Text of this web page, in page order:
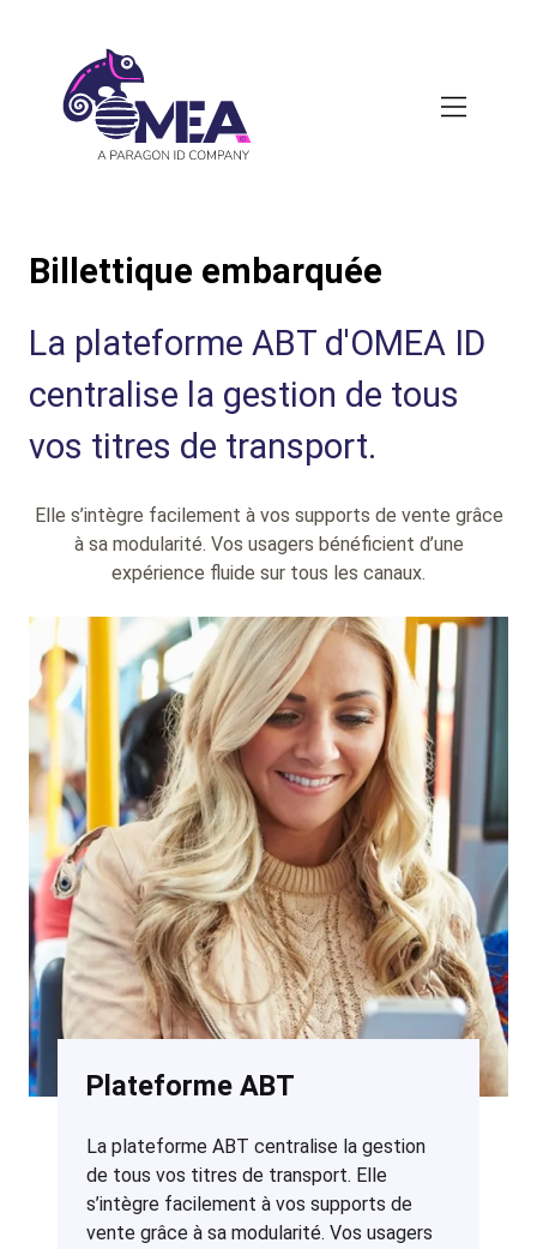
content
Billettique embarquée
La plateforme ABT d'OMEA ID
centralise la gestion de tous
vos titres de transport.
Elle s’intègre facilement à vos supports de vente grâce
à sa modularité. Vos usagers bénéficient d’une
expérience fluide sur tous les canaux.
Plateforme ABT
La plateforme ABT centralise la gestion
de tous vos titres de transport. Elle
s’intègre facilement à vos supports de
vente grâce à sa modularité. Vos usagers